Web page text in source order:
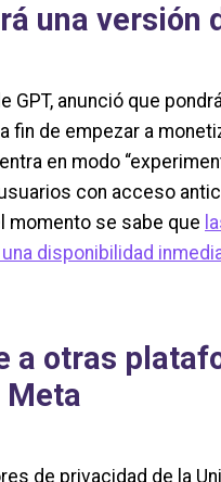
una versión
GPT, anunció que
fin de empezar a
en modo
con acceso
momento se sabe que
disponibilidad
a otras
Meta
de privacidad de la